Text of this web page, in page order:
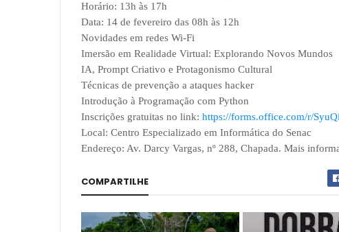
Horário: 13h às 17h
Data: 14 de fevereiro das 08h às 12h
Novidades em redes Wi-Fi
Imersão em Realidade Virtual: Explorando Novos Mundos
IA, Prompt Criativo e Protagonismo Cultural
Técnicas de prevenção a ataques hacker
Introdução à Programação com Python
Inscrições gratuitas no link: https://forms.office.com/r/
Local: Centro Especializado em Informática do Senac
Endereço: Av. Darcy Vargas, nº 288, Chapada. Mais
COMPARTILHE